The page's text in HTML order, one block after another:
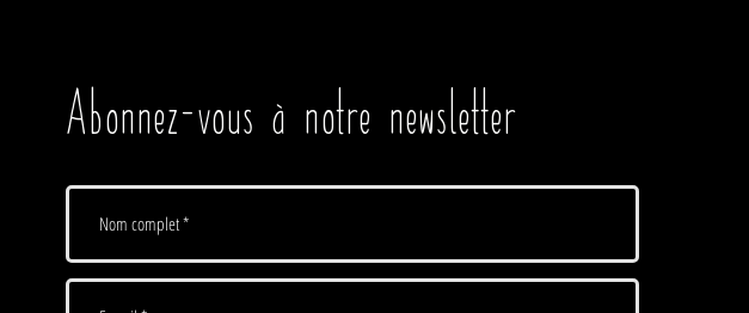
Abonnez-vous à notre newsletter